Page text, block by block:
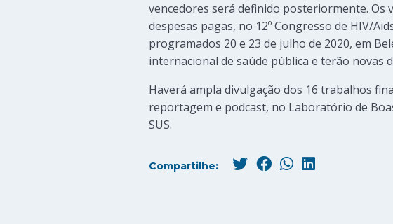
vencedores será definido posteriormente. Os
despesas pagas, no 12º Congresso de HIV/
programados 20 e 23 de julho de 2020, em
internacional de saúde pública e terão novas
Haverá ampla divulgação dos 16 trabalhos
reportagem e podcast, no Laboratório de
SUS.
Compartilhe: